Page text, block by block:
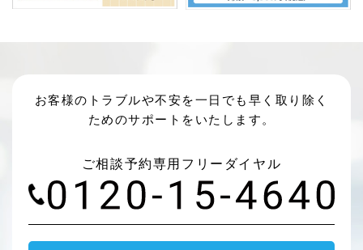
お客様のトラブルや不安を一日でも早く取り除く
ためのサポートをいたします。
ご相談予約専用フリーダイヤル